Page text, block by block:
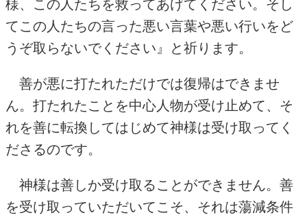
様、この人たちを救ってあげてください。そし
てこの人たちの言った悪い言葉や悪い行いをど
うぞ取らないでください』と祈ります。
善が悪に打たれただけでは復帰はできませ
ん。打たれたことを中心人物が受け止めて、そ
れを善に転換してはじめて神様は受け取ってく
ださるのです。
神様は善しか受け取ることができません。善
を受け取っていただいてこそ、それは蕩減条件